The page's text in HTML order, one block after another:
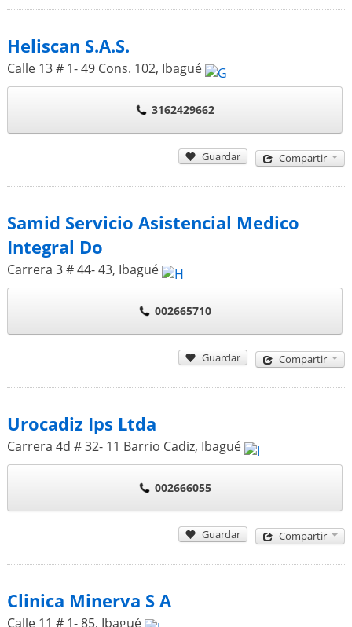
Heliscan S.A.S.
Calle 13 # 1- 49 Cons. 102, Ibagué
3162429662
Guardar Compartir
Samid Servicio Asistencial Medico
Integral Do
Carrera 3 # 44- 43, Ibagué
002665710
Guardar Compartir
Urocadiz Ips Ltda
Carrera 4d # 32- 11 Barrio Cadiz, Ibagué
002666055
Guardar Compartir
Clinica Minerva S A
Calle 11 # 1- 85, Ibagué